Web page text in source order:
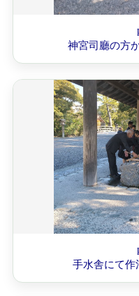
神宮司廳の方
手水舎にて作